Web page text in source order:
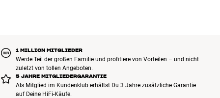
1 MILLION MITGLIEDER
Werde Teil der großen Familie und profitiere von Vorteilen – und nicht
zuletzt von tollen Angeboten.
5 JAHRE MITGLIEDERGARANTIE
Als Mitglied im Kundenklub erhältst Du 3 Jahre zusätzliche Garantie
auf Deine HiFi-Käufe.